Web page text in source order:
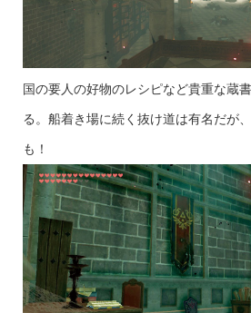
国の要人の好物のレシピなど貴重な蔵
る。船着き場に続く抜け道は有名だが
も！